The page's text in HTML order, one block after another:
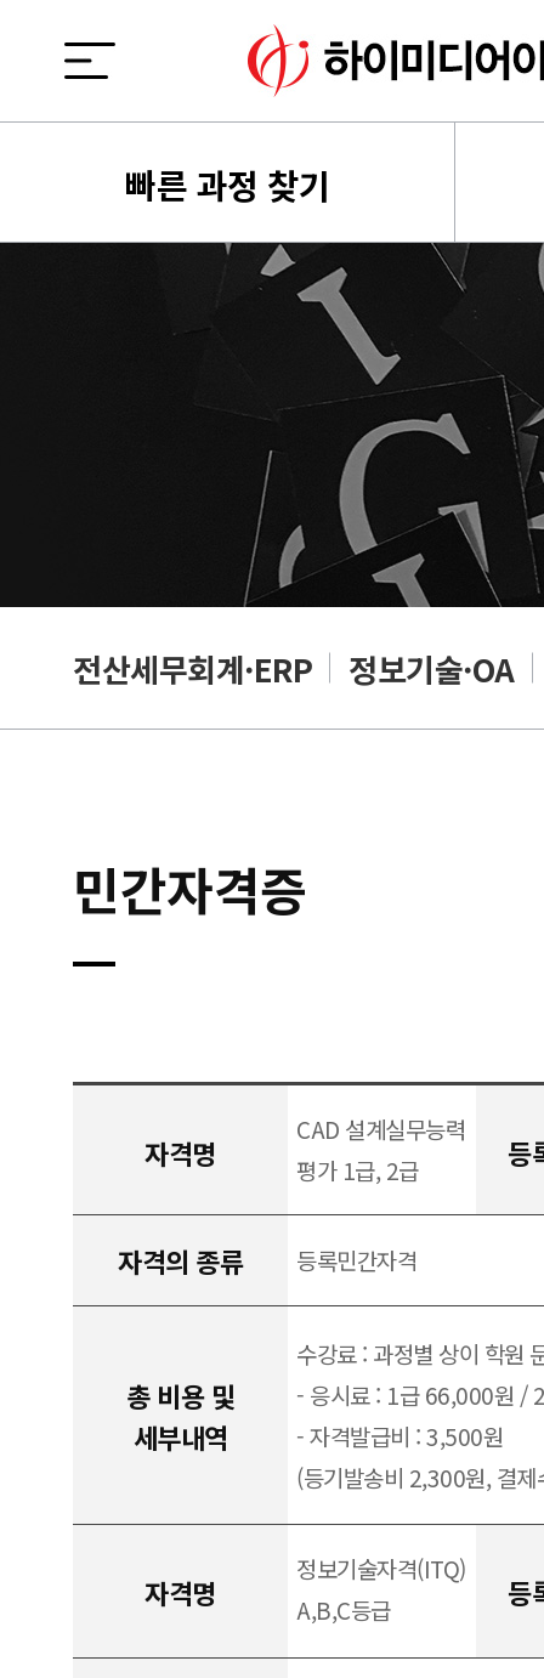
빠른 과정 찾기
전산세무회계·ERP 정보기술·OA
민간자격증
자격명
CAD 설계실무능력
평가 1급, 2급
등
자격의 종류 등록민간자격
총 비용 및
세부내역
수강료 : 과정별 상이 학원
- 응시료 : 1급 66,000원 /
- 자격발급비 : 3,500원
(등기발송비 2,300원, 결
자격명
정보기술자격(ITQ)
A,B,C등급
등